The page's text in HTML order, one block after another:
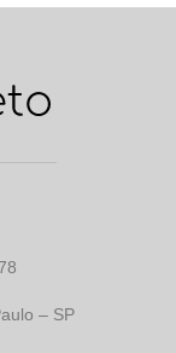
– SP